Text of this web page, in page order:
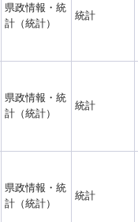
県政情報・統
計（統計）
統計
県政情報・統
計（統計）
統計
県政情報・統
計（統計）
統計